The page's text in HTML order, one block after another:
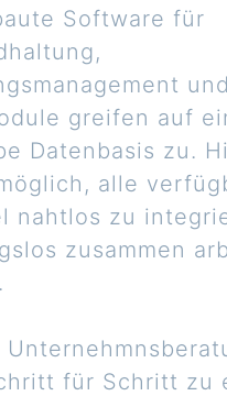
Software für
greifen auf
Datenbasis zu.
alle
nahtlos zu
zusammen
für Schritt zu